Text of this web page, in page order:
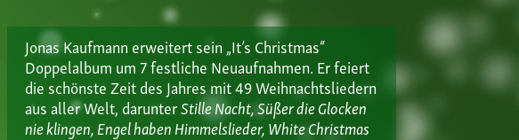
Jonas Kaufmann erweitert sein „It’s Christmas“
Doppelalbum um 7 festliche Neuaufnahmen. Er feiert
die schönste Zeit des Jahres mit 49 Weihnachtsliedern
aus aller Welt, darunterStille Nacht, Süßer die Glocken
nie klingen, Engel haben Himmelslieder, White Christmas